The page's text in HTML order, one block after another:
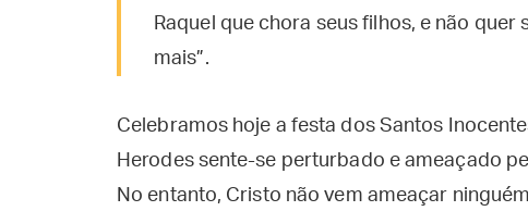
Raquel que chora seus filhos, e não
mais”.
Celebramos hoje a festa dos Santos
Herodes sente-se perturbado e ameaçado
No entanto, Cristo não vem ameaçar